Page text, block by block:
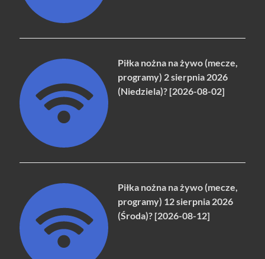
Piłka nożna na żywo (mecze,
programy) 2 sierpnia 2026
(Niedziela)? [2026-08-02]
Piłka nożna na żywo (mecze,
programy) 12 sierpnia 2026
(Środa)? [2026-08-12]